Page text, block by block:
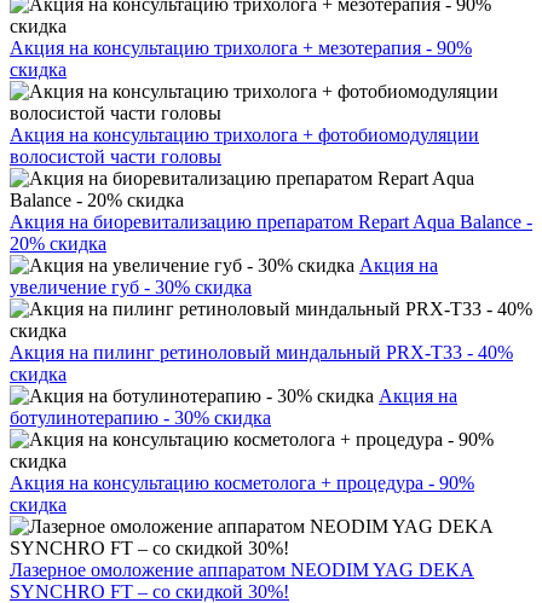
Акция на консультацию трихолога + мезотерапия - 90%
скидка
Акция на консультацию трихолога + фотобиомодуляции
волосистой части головы
Акция на биоревитализацию препаратом Repart Aqua Balance -
20% скидка
Акция на
увеличение губ - 30% скидка
Акция на пилинг ретиноловый миндальный PRX-T33 - 40%
скидка
Акция на
ботулинотерапию - 30% скидка
Акция на консультацию косметолога + процедура - 90%
скидка
Лазерное омоложение аппаратом NEODIM YAG DEKA
SYNCHRO FT – со скидкой 30%!